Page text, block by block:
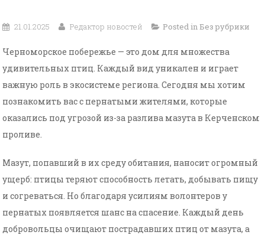
21.01.2025 Редактор новостей Posted in Без рубрики
Черноморское побережье — это дом для множества
удивительных птиц. Каждый вид уникален и играет
важную роль в экосистеме региона. Сегодня мы хотим
познакомить вас с пернатыми жителями, которые
оказались под угрозой из-за разлива мазута в Керченском
проливе.
Мазут, попавший в их среду обитания, наносит огромный
ущерб: птицы теряют способность летать, добывать пищу
и согреваться. Но благодаря усилиям волонтеров у
пернатых появляется шанс на спасение. Каждый день
добровольцы очищают пострадавших птиц от мазута, а